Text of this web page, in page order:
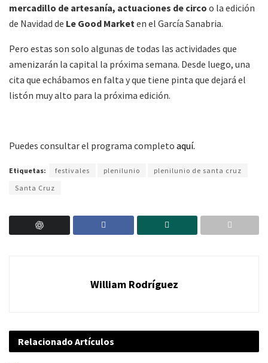
mercadillo de artesanía, actuaciones de circo o la edición
de Navidad de Le Good Market en el García Sanabria.
Pero estas son solo algunas de todas las actividades que
amenizarán la capital la próxima semana. Desde luego, una
cita que echábamos en falta y que tiene pinta que dejará el
listón muy alto para la próxima edición.
Puedes consultar el programa completo aquí.
Etiquetas: festivales plenilunio
plenilunio de santa cruz
Santa Cruz
William Rodríguez
Relacionado Artículos